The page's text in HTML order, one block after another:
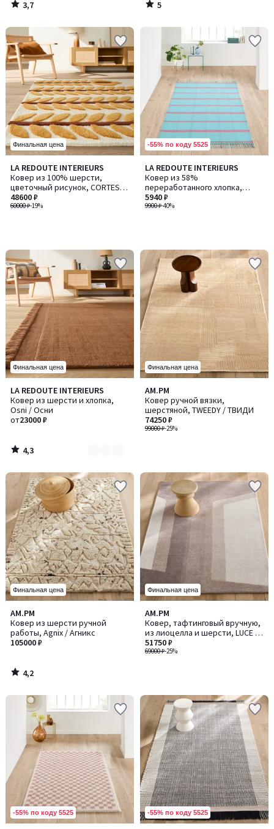
3,7
/
5
/
Финальная цена
LA REDOUTE INTERIEURS
Ковер из 100% шерсти,
цветочный рисунок, CORTES /
КОРТЕС
60000 ₽-19%
48600 ₽
-55% по коду 5525
LA REDOUTE INTERIEURS
Ковер из 58%
переработанного хлопка,
Ravelo / Равело
9900 ₽-40%
5940 ₽
Финальная цена
LA REDOUTE INTERIEURS
Ковер из шерсти и хлопка,
Osni / Осни
от23000 ₽
4,3
/ 5
Количество
цветов:
2
4,3
/
Финальная цена
AM.PM
Ковер ручной вязки,
шерстяной, TWEEDY / ТВИДИ
99000 ₽-25%
74250 ₽
Финальная цена
AM.PM
Ковер из шерсти ручной
работы, Agnix / Агникс
105000 ₽
4,2
/ 5
4,2
/
Финальная цена
AM.PM
Ковер, тафтинговый вручную,
из лиоцелла и шерсти, LUCE /
ЛЮС
69000 ₽-25%
51750 ₽
-55% по коду 5525 -55% по коду 5525